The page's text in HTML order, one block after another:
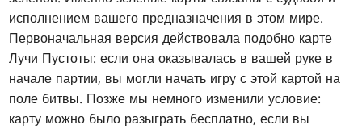
исполнением вашего предназначения в этом мире.
Первоначальная версия действовала подобно карте
Лучи Пустоты: если она оказывалась в вашей руке в
начале партии, вы могли начать игру с этой картой на
поле битвы. Позже мы немного изменили условие:
карту можно было разыграть бесплатно, если вы